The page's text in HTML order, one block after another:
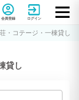
モ)
会員登録 ログイン
・コテージ・一棟貸し
貸し